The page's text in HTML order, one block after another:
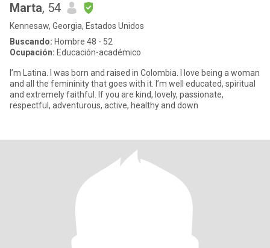
Marta, 54
Kennesaw, Georgia, Estados Unidos
Buscando: Hombre 48 - 52
Ocupación: Educación-académico
I’m Latina. I was born and raised in Colombia. I love being a woman
and all the femininity that goes with it. I’m well educated, spiritual
and extremely faithful. If you are kind, lovely, passionate,
respectful, adventurous, active, healthy and down